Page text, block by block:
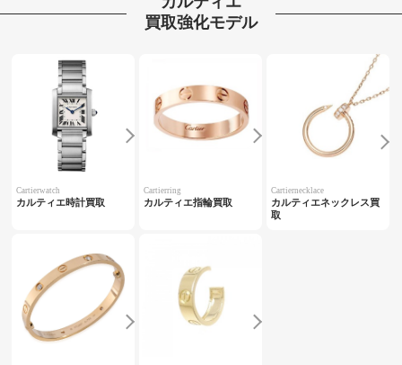
買取強化モデル
Cartierwatch
カルティエ時計買取
Cartierring
カルティエ指輪買取
Cartiernecklace
カルティエネックレス買
取